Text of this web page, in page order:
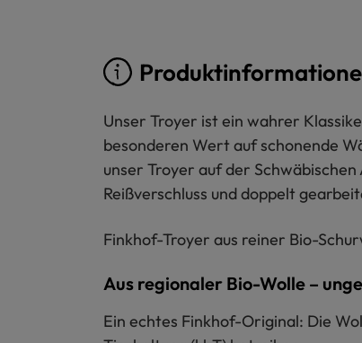
Unser Troyer ist ein wahrer
besonderen Wert auf schonende
unser Troyer auf der
Reißverschluss und doppelt
Finkhof-Troyer aus reiner Bio-
Aus regionaler Bio-Wolle –
Ein echtes Finkhof-Original: Die